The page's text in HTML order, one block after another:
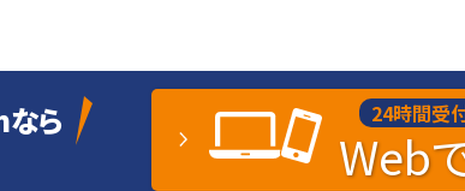
ら 24時間受
Web